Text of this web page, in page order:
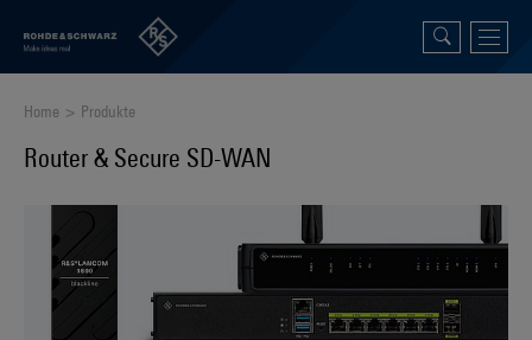
Home Produkte
Router & Secure SD-WAN